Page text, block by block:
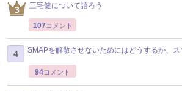
三宅健について語ろう
107 コメント
SMAPを解散させないためにはどうするか、ス
94コメント